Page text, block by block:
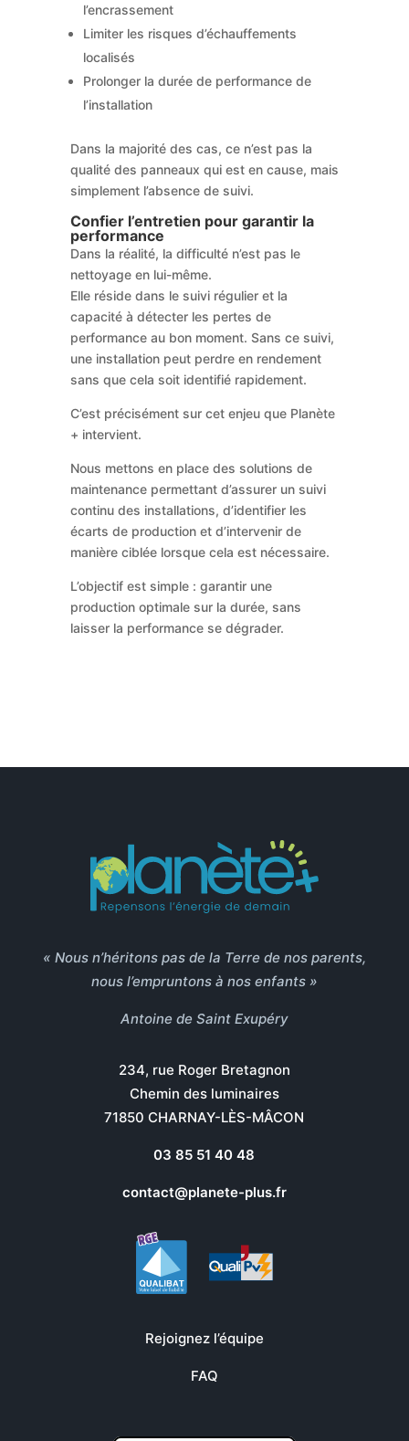
l’encrassement
Limiter les risques d’échauffements
localisés
Prolonger la durée de performance de
l’installation
Dans la majorité des cas, ce n’est pas la
qualité des panneaux qui est en cause, mais
simplement l’absence de suivi.
Confier l’entretien pour garantir la
performance
Dans la réalité, la difficulté n’est pas le
nettoyage en lui-même.
Elle réside dans le suivi régulier et la
capacité à détecter les pertes de
performance au bon moment. Sans ce suivi,
une installation peut perdre en rendement
sans que cela soit identifié rapidement.
C’est précisément sur cet enjeu que Planète
+ intervient.
Nous mettons en place des solutions de
maintenance permettant d’assurer un suivi
continu des installations, d’identifier les
écarts de production et d’intervenir de
manière ciblée lorsque cela est nécessaire.
L’objectif est simple : garantir une
production optimale sur la durée, sans
laisser la performance se dégrader.
« Nous n’héritons pas de la Terre de nos parents,
nous l’empruntons à nos enfants »
Antoine de Saint Exupéry
234, rue Roger Bretagnon
Chemin des luminaires
71850 CHARNAY-LÈS-MÂCON
03 85 51 40 48
contact@planete-plus.fr
Rejoignez l’équipe
FAQ